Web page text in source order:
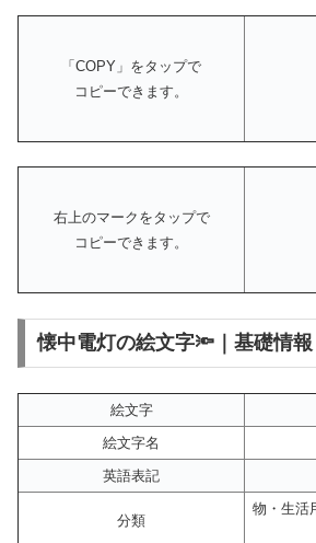
「COPY」をタップで
コピーできます。
右上のマークをタップで
コピーできます。
懐中電灯の絵文字🔦｜基礎情報
絵文字
絵文字名
英語表記
分類
物・生